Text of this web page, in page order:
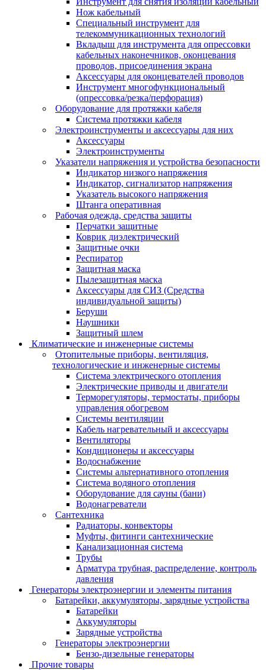
Нож кабельный
Специальный инструмент для
телекоммуникационных технологий
Вкладыш для инструмента для опрессовки
кабельных наконечников, оконцевания
проводов, присоединения экрана
Аксессуары для оконцевателей проводов
Инструмент многофункциональный
(опрессовка/резка/перфорация)
Оборудование для протяжки кабеля
Система протяжки кабеля
Электроинструменты и аксессуары для них
Аксессуары
Электроинструменты
Указатели напряжения и устройства безопасности
Индикатор низкого напряжения
Индикатор, сигнализатор напряжения
Указатель высокого напряжения
Штанга оперативная
Рабочая одежда, средства защиты
Перчатки защитные
Коврик диэлектрический
Защитные очки
Респиратор
Защитная маска
Пылезащитная маска
Аксессуары для СИЗ (Средства
индивидуальной защиты)
Беруши
Наушники
Защитный шлем
Климатические и инженерные системы
Отопительные приборы, вентиляция,
технологические и инженерные системы
Система электрического отопления
Электрические приводы и двигатели
Терморегуляторы, термостаты, приборы
управления обогревом
Системы вентиляции
Кабель нагревательный и аксессуары
Вентиляторы
Кондиционеры и аксессуары
Водоснабжение
Системы альтернативного отопления
Система водяного отопления
Оборудование для сауны (бани)
Водонагреватели
Сантехника
Радиаторы, конвекторы
Муфты, фитинги сантехнические
Канализационная система
Трубы
Арматура трубная, распределение, контроль
давления
Генераторы электроэнергии и элементы питания
Батарейки, аккумуляторы, зарядные устройства
Батарейки
Аккумуляторы
Зарядные устройства
Генераторы электроэнергии
Бензо-дизельные генераторы
Прочие товары